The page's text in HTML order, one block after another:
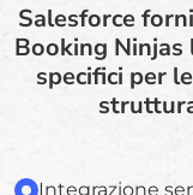
Salesforce
Booking
specifici per
Integrazione